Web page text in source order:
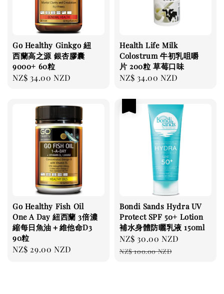
Go Healthy Ginkgo 紐
西蘭高之源 銀杏膠囊
9000+ 60粒
Regular
NZ$ 34.00 NZD
Health Life Milk
Colostrum 牛初乳咀嚼
片 200粒 草莓口味
Regular
NZ$ 34.00 NZD
Go Healthy Fish Oil
One A Day 紐西蘭 3倍濃
縮每日魚油＋維他命D3
90粒
Regular
NZ$ 29.00 NZD
Bondi Sands Hydra UV
Protect SPF 50+ Lotion
補水身體防曬乳液 150ml
Sale
price
NZ$ 30.00 NZD
NZ$ 100.00 NZD